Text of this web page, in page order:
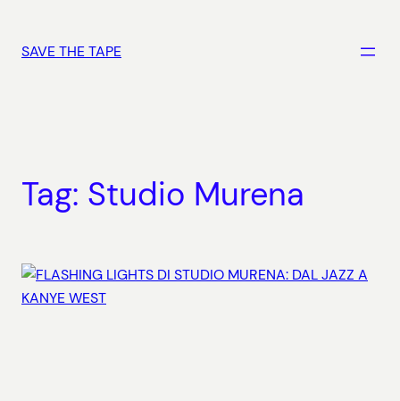
contenuto
SAVE THE TAPE
Tag: Studio Murena